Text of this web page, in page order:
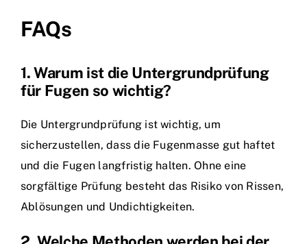
FAQs
1. Warum ist die Untergrundprüfung
für Fugen so wichtig?
Die Untergrundprüfung ist wichtig, um
sicherzustellen, dass die Fugenmasse gut haftet
und die Fugen langfristig halten. Ohne eine
sorgfältige Prüfung besteht das Risiko von Rissen,
Ablösungen und Undichtigkeiten.